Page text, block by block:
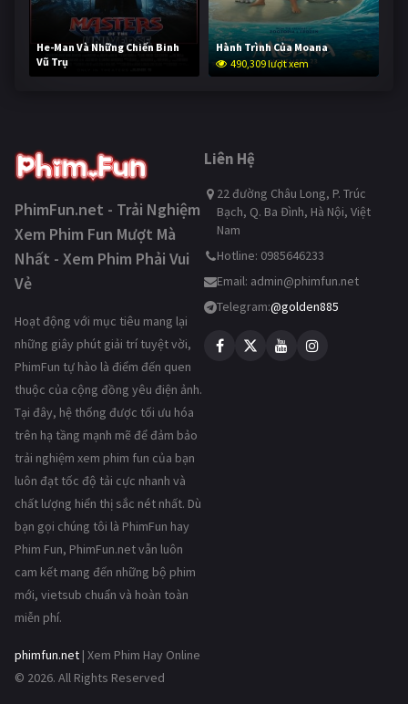
He-Man Và Những Chiến Binh
Vũ Trụ
238,953 lượt xem
Hành Trình Của Moana
490,309 lượt xem
PhimFun.net - Trải Nghiệm
Xem Phim Fun Mượt Mà
Nhất - Xem Phim Phải Vui
Vẻ
Hoạt động với mục tiêu mang lại
những giây phút giải trí tuyệt vời,
PhimFun tự hào là điểm đến quen
thuộc của cộng đồng yêu điện ảnh.
Tại đây, hệ thống được tối ưu hóa
trên hạ tầng mạnh mẽ để đảm bảo
trải nghiệm xem phim fun của bạn
luôn đạt tốc độ tải cực nhanh và
chất lượng hiển thị sắc nét nhất. Dù
bạn gọi chúng tôi là PhimFun hay
Phim Fun, PhimFun.net vẫn luôn
cam kết mang đến những bộ phim
mới, vietsub chuẩn và hoàn toàn
miễn phí.
phimfun.net | Xem Phim Hay Online
© 2026. All Rights Reserved
Liên Hệ
22 đường Châu Long, P. Trúc
Bạch, Q. Ba Đình, Hà Nội, Việt
Nam
Hotline: 0985646233
Email: admin@phimfun.net
Telegram:@golden885